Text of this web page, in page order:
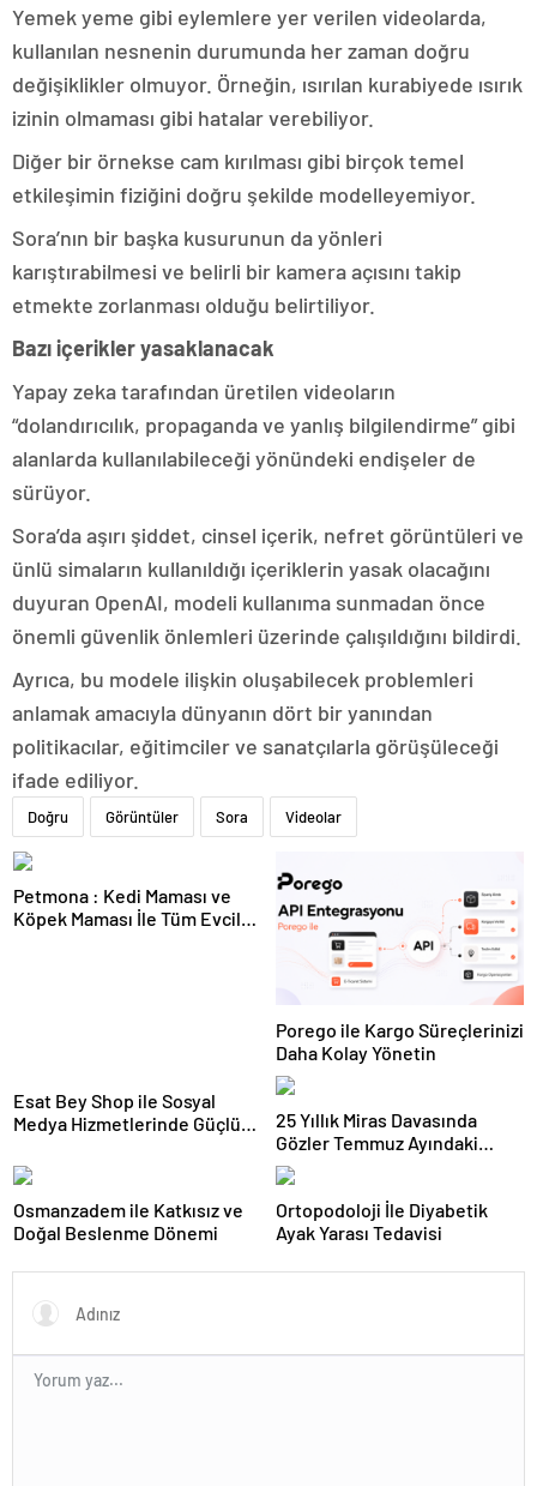
Yemek yeme gibi eylemlere yer verilen videolarda,
kullanılan nesnenin durumunda her zaman doğru
değişiklikler olmuyor. Örneğin, ısırılan kurabiyede ısırık
izinin olmaması gibi hatalar verebiliyor.
Diğer bir örnekse cam kırılması gibi birçok temel
etkileşimin fiziğini doğru şekilde modelleyemiyor.
Sora’nın bir başka kusurunun da yönleri
karıştırabilmesi ve belirli bir kamera açısını takip
etmekte zorlanması olduğu belirtiliyor.
Bazı içerikler yasaklanacak
Yapay zeka tarafından üretilen videoların
“dolandırıcılık, propaganda ve yanlış bilgilendirme” gibi
alanlarda kullanılabileceği yönündeki endişeler de
sürüyor.
Sora’da aşırı şiddet, cinsel içerik, nefret görüntüleri ve
ünlü simaların kullanıldığı içeriklerin yasak olacağını
duyuran OpenAI, modeli kullanıma sunmadan önce
önemli güvenlik önlemleri üzerinde çalışıldığını bildirdi.
Ayrıca, bu modele ilişkin oluşabilecek problemleri
anlamak amacıyla dünyanın dört bir yanından
politikacılar, eğitimciler ve sanatçılarla görüşüleceği
ifade ediliyor.
Doğru Görüntüler Sora Videolar
Petmona : Kedi Maması ve
Köpek Maması İle Tüm Evcil
Porego ile Kargo Süreçlerinizi
Daha Kolay Yönetin
Esat Bey Shop ile Sosyal
Medya Hizmetlerinde Güçlü
25 Yıllık Miras Davasında
Gözler Temmuz Ayındaki
Karar Duruşmasına Çevrildi
Osmanzadem ile Katkısız ve
Doğal Beslenme Dönemi
Ortopodoloji İle Diyabetik
Ayak Yarası Tedavisi